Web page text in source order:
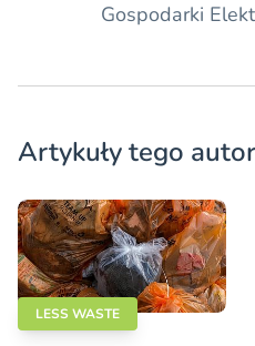
Gospodarki
Artykuły tego
LESS WASTE